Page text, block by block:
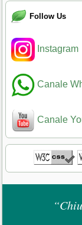
Follow Us
Instagram
Canale
Canale